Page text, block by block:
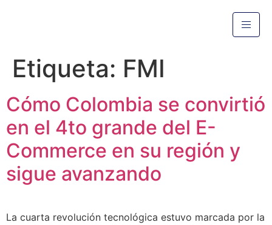
Etiqueta: FMI
Cómo Colombia se convirtió
en el 4to grande del E-
Commerce en su región y
sigue avanzando
La cuarta revolución tecnológica estuvo marcada por la